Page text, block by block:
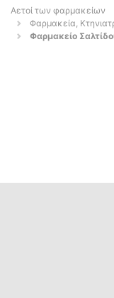
Αετοί των φαρμακείων
Φαρμακεία,
Φαρμακείο